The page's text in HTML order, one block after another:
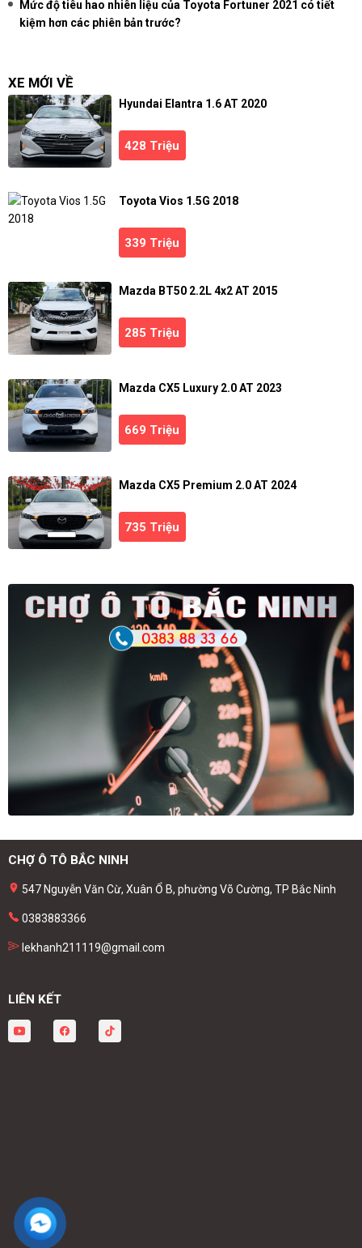
Mức độ tiêu hao nhiên liệu của Toyota Fortuner 2021 có tiết
kiệm hơn các phiên bản trước?
XE MỚI VỀ
Hyundai Elantra 1.6 AT 2020
428 Triệu
Toyota Vios 1.5G 2018
339 Triệu
Mazda BT50 2.2L 4x2 AT 2015
285 Triệu
Mazda CX5 Luxury 2.0 AT 2023
669 Triệu
Mazda CX5 Premium 2.0 AT 2024
735 Triệu
CHỢ Ô TÔ BẮC NINH
547 Nguyễn Văn Cừ, Xuân Ổ B, phường Võ Cường, TP Bắc Ninh
0383883366
lekhanh211119@gmail.com
LIÊN KẾT